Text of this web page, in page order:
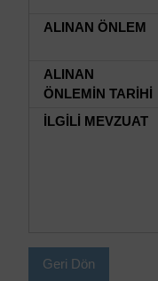
ALINAN ÖNLEM
ALINAN
ÖNLEMİN TARİHİ
İLGİLİ MEVZUAT
Geri Dön